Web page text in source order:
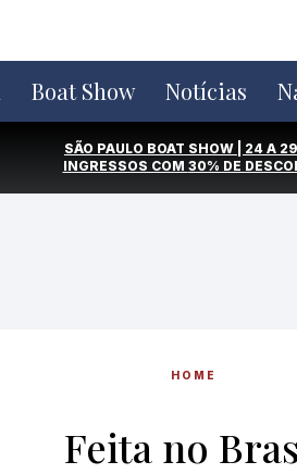
Boat Show Notícias
SÃO PAULO BOAT SHOW | 24 A
INGRESSOS COM 30% DE
HOME
Feita no